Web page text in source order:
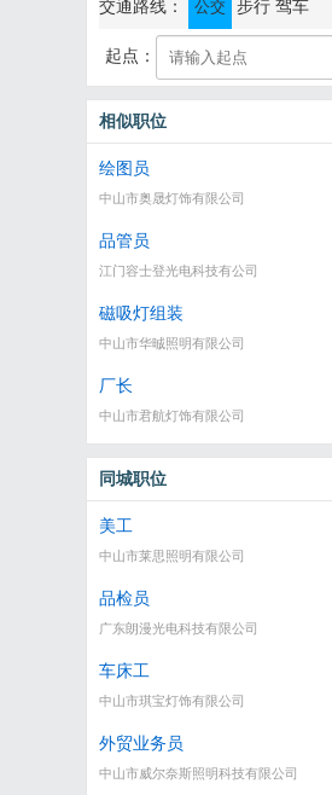
交通路线： 公交 步行 驾车
起点：
相似职位
绘图员
中山市奥晟灯饰有限公司
品管员
江门容士登光电科技有公司
磁吸灯组装
中山市华晠照明有限公司
厂长
中山市君航灯饰有限公司
同城职位
美工
中山市莱思照明有限公司
品检员
广东朗漫光电科技有限公司
车床工
中山市琪宝灯饰有限公司
外贸业务员
中山市威尔奈斯照明科技有限公司